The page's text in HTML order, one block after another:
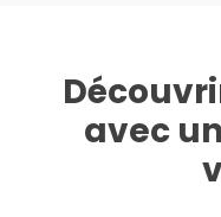
avec